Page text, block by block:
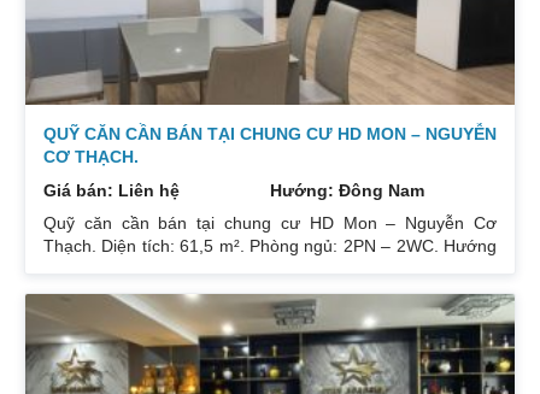
QUỸ CĂN CẦN BÁN TẠI CHUNG CƯ HD MON – NGUYỄN
CƠ THẠCH.
Giá bán: Liên hệ
Hướng: Đông Nam
Quỹ căn cần bán tại chung cư HD Mon – Nguyễn Cơ
Thạch. Diện tích: 61,5 m². Phòng ngủ: 2PN – 2WC. Hướng
Giá: 3 tỷ. Diện tích: 67 m². Phòng ngủ: 2PN 2WC. Hướng
ban công: Đông Nam. Nội thất: Nhà full đồ đẹp, Có sổ. Giá:
3 tỷ 250. Diện tích: 86 m². Phòng ngủ: 2PN 2WC. Hướng
ban công: Tây tứ trạch. Nội thất: Nhà full đồ. Có sổ. Giá: 4
tỷ.